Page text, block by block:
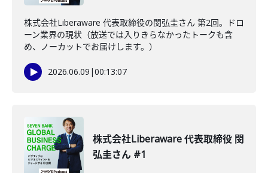
株式会社Liberaware 代表取締役の閔弘圭さん 第2回。ドロ
ーン業界の現状（放送では入りきらなかったトークも含
め、ノーカットでお届けします。）
2026.06.09 |00:13:07
株式会社Liberaware 代表取締役 閔
弘圭さん #1